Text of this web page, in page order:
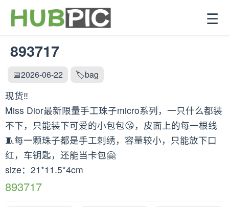
☰
893717
📅2026-06-22 🏷️bag
现货‼️
Miss Dior最新限量手工珠子micro系列，一只什么都装
不下，只能装下可爱的小包包😘，皮面上的每一根线
🧵每一颗珠子都是手工刺绣，容量较小，只能放下口
红，车钥匙，还能当卡包🤗
size：21*11.5*4cm
893717